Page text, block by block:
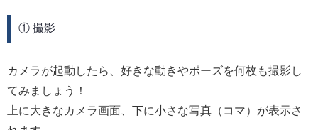
① 撮影
カメラが起動したら、好きな動きやポーズを何枚も撮影し
てみましょう！
上に大きなカメラ画面、下に小さな写真（コマ）が表示さ